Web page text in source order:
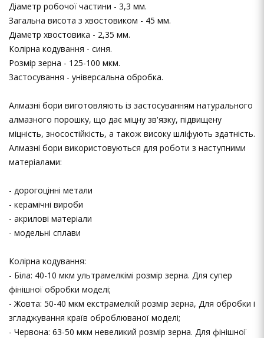
Діаметр робочої частини - 3,3 мм.
Загальна висота з хвостовиком - 45 мм.
Діаметр хвостовика - 2,35 мм.
Колірна кодування - синя.
Розмір зерна - 125-100 мкм.
Застосування - універсальна обробка.
Алмазні бори виготовляють із застосуванням натурального
алмазного порошку, що дає міцну зв'язку, підвищену
міцність, зносостійкість, а також високу шліфують здатність.
Алмазні бори використовуються для роботи з наступними
матеріалами:
- дорогоцінні метали
- керамічні вироби
- акрилові матеріали
- модельні сплави
Колірна кодування:
- Біла: 40-10 мкм ультрамелкімі розмір зерна. Для супер
фінішної обробки моделі;
- Жовта: 50-40 мкм екстрамелкій розмір зерна, Для обробки і
згладжування країв оброблюваної моделі;
- Червона: 63-50 мкм невеликий розмір зерна. Для фінішної